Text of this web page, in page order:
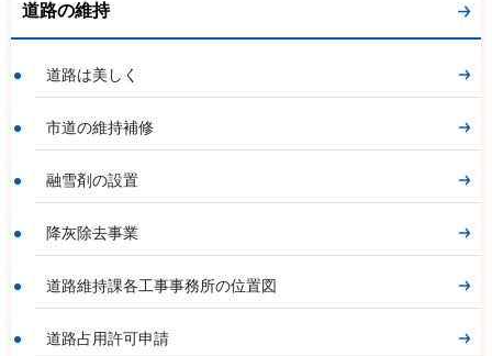
道路の維持
道路は美しく
市道の維持補修
融雪剤の設置
降灰除去事業
道路維持課各工事事務所の位置図
道路占用許可申請